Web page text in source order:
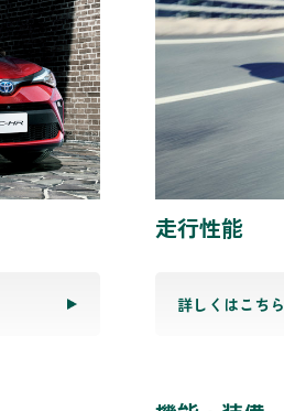
走行性能
詳しくはこちら